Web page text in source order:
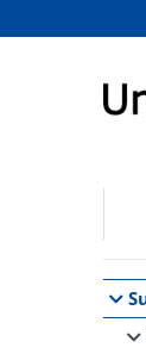
direkt zum Inhalt